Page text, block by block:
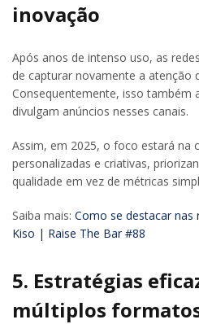
inovação
Após anos de intenso uso, as
de capturar novamente a atenção
Consequentemente, isso também
divulgam anúncios nesses canais.
Assim, em 2025, o foco estará na
personalizadas e criativas,
qualidade em vez de métricas
Saiba mais: Como se destacar nas
Kiso | Raise The Bar #88
5. Estratégias
múltiplos